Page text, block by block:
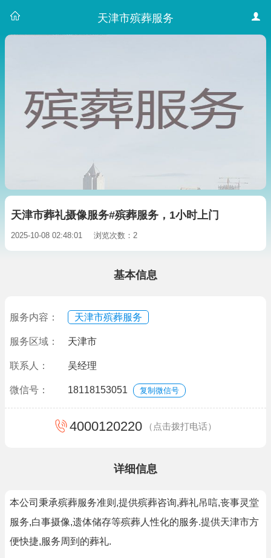
天津市殡葬服务
天津市葬礼摄像服务#殡葬服务，1小时上门
2025-10-08 02:48:01 浏览次数：2
基本信息
服务内容： 天津市殡葬服务
服务区域： 天津市
联系人： 吴经理
微信号： 18118153051 复制微信号
4000120220 （点击拨打电话）
详细信息
本公司秉承殡葬服务准则,提供殡葬咨询,葬礼吊唁,丧事灵堂
服务,白事摄像,遗体储存等殡葬人性化的服务.提供天津市方
便快捷,服务周到的葬礼.